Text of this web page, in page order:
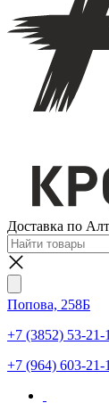
Доставка по
Попова, 258Б
+7 (3852) 53-21-
+7 (964) 603-21-